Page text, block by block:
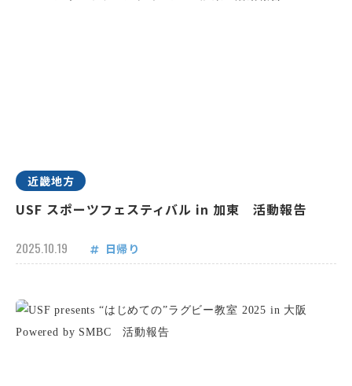
近畿地方
USF スポーツフェスティバル in 加東 活動報告
2025.10.19 日帰り